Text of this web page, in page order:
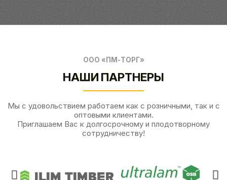
ООО «ПМ-ТОРГ»
НАШИ ПАРТНЕРЫ
Мы с удовольствием работаем как с розничными, так и с
оптовыми клиентами.
Приглашаем Вас к долгосрочному и плодотворному
сотрудничеству!